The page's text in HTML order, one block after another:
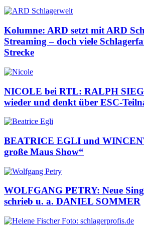
Kolumne: ARD setzt mit ARD
Streaming – doch viele
Strecke
NICOLE bei RTL: RALPH
wieder und denkt über ESC-
BEATRICE EGLI und
große Maus Show“
WOLFGANG PETRY: Neue
schrieb u. a. DANIEL SOMMER